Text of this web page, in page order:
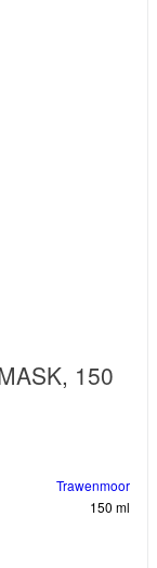
150
Trawenmoor
150 ml